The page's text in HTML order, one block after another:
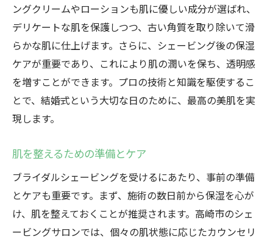
ングクリームやローションも肌に優しい成分が選ばれ、
デリケートな肌を保護しつつ、古い角質を取り除いて滑
らかな肌に仕上げます。さらに、シェービング後の保湿
ケアが重要であり、これにより肌の潤いを保ち、透明感
を増すことができます。プロの技術と知識を駆使するこ
とで、結婚式という大切な日のために、最高の美肌を実
現します。
肌を整えるための準備とケア
ブライダルシェービングを受けるにあたり、事前の準備
とケアも重要です。まず、施術の数日前から保湿を心が
け、肌を整えておくことが推奨されます。高崎市のシェ
ービングサロンでは、個々の肌状態に応じたカウンセリ